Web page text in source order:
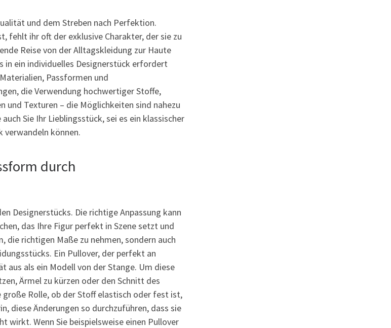
und dem Streben nach Perfektion.
fehlt ihr oft der exklusive Charakter, der sie zu
Reise von der Alltagskleidung zur Haute
in ein individuelles Designerstück erfordert
Passformen und
die Verwendung hochwertiger Stoffe,
und Texturen – die Möglichkeiten sind nahezu
Sie Ihr Lieblingsstück, sei es ein klassischer
verwandeln können.
durch
Designerstücks. Die richtige Anpassung kann
das Ihre Figur perfekt in Szene setzt und
richtigen Maße zu nehmen, sondern auch
Ein Pullover, der perfekt an
als ein Modell von der Stange. Um diese
Ärmel zu kürzen oder den Schnitt des
Rolle, ob der Stoff elastisch oder fest ist,
diese Änderungen so durchzuführen, dass sie
wirkt. Wenn Sie beispielsweise einen Pullover